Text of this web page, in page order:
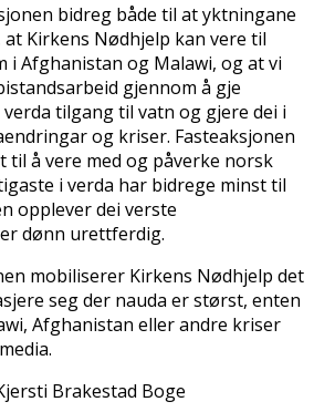
bidreg både til at flyktningane
Kirkens Nødhjelp kan vere til
i Afghanistan og Malawi, og at vi
gjennom å gje
tilgang til vatn og gjere dei i
og kriser. Fasteaksjonen
til å vere med og påverke norsk
i verda har bidrege minst til
opplever dei verste
dønn urettferdig.
mobiliserer Kirkens Nødhjelp det
seg der nauda er størst, enten
Afghanistan eller andre kriser
Brakestad Boge